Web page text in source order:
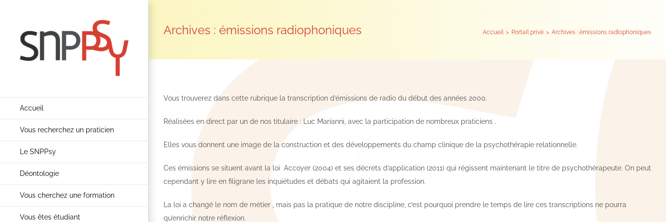
contenu
Accueil
Vous recherchez un praticien
Le SNPPsy
Déontologie
Vous cherchez une formation
Vous êtes étudiant
Archives : émissions radiophoniques Accueil Portail privé Archives : émissions radiophoniques
Vous trouverez dans cette rubrique la transcription d’émissions de radio du début des années 2000.
Réalisées en direct par un de nos titulaire : Luc Marianni, avec la participation de nombreux praticiens .
Elles vous donnent une image de la construction et des développements du champ clinique de la psychothérapie relationnelle.
Ces émissions se situent avant la loi Accoyer (2004) et ses décrets d’application (2011) qui régissent maintenant le titre de psychothérapeute. On peut
cependant y lire en filigrane les inquiétudes et débats qui agitaient la profession.
La loi a changé le nom de métier , mais pas la pratique de notre discipline, c’est pourquoi prendre le temps de lire ces transcriptions ne pourra
qu’enrichir notre réflexion.